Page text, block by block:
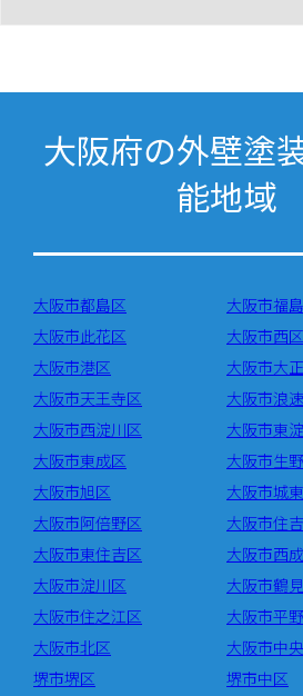
大阪府の外壁塗
能地域
大阪市都島区
大阪市福
大阪市此花区
大阪市西区
大阪市港区
大阪市大
大阪市天王寺区
大阪市浪
大阪市西淀川区
大阪市東
大阪市東成区
大阪市生
大阪市旭区
大阪市城
大阪市阿倍野区
大阪市住
大阪市東住吉区
大阪市西
大阪市淀川区
大阪市鶴
大阪市住之江区
大阪市平
大阪市北区
大阪市中
堺市堺区
堺市中区